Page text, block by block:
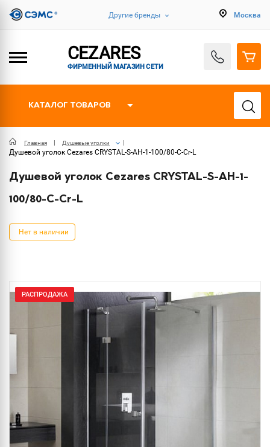
Другие бренды Москва
CEZARES
ФИРМЕННЫЙ МАГАЗИН СЕТИ
КАТАЛОГ ТОВАРОВ
Главная Душевые уголки
Душевой уголок Cezares CRYSTAL-S-AH-1-100/80-C-Cr-L
Душевой уголок Cezares CRYSTAL-S-AH-1-
100/80-C-Cr-L
Нет в наличии
РАСПРОДАЖА